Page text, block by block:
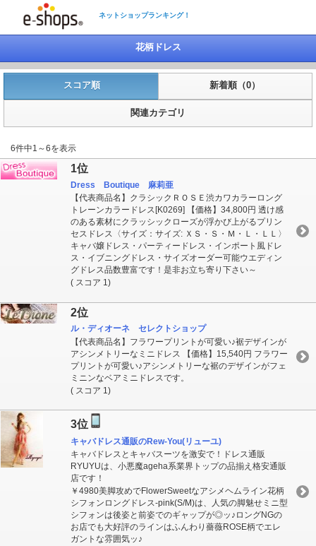
ネットショップランキング！
花柄ドレス
スコア順 新着順（0）
関連カテゴリ
6件中1～6を表示
1位
Dress Boutique 麻莉亜
【代表商品名】クラシックＲＯＳＥ渋カワカラーロング
トレーンカラードレス[K0269] 【価格】34,800円 透け感
のある素材にクラッシックローズが浮かび上がるプリン
セスドレス〈サイズ：サイズ: ＸＳ・Ｓ・Ｍ・Ｌ・ＬＬ〉
キャバ嬢ドレス・パーティードレス・インポート風ドレ
ス・イブニングドレス・サイズオーダー可能ウエディン
グドレス品数豊富です！是非お立ち寄り下さい～
( スコア 1)
2位
ル・ディオーネ セレクトショップ
【代表商品名】フラワープリントが可愛い♪裾デザインが
アシンメトリーなミニドレス 【価格】15,540円 フラワー
プリントが可愛い♪アシンメトリーな裾のデザインがフェ
ミニンなベアミニドレスです。
( スコア 1)
3位
キャバドレス通販のRew-You(リューユ)
キャバドレスとキャバスーツを激安で！ドレス通販
RYUYUは、小悪魔ageha系業界トップの品揃え格安通販
店です！
￥4980美脚攻めでFlowerSweetなアシメヘムライン花柄
シフォンロングドレス-pink(S/M)は、人気の脚魅せミニ型
シフォンは後姿と前姿でのギャップが◎ッ♪ロングNGの
お店でも大好評のラインはふんわり薔薇ROSE柄でエレ
ガントな雰囲気ッ♪